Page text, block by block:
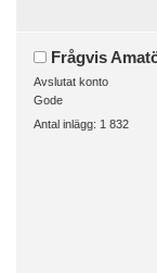
Frågvis
Avslutat konto
Gode
Antal inlägg: 1 832